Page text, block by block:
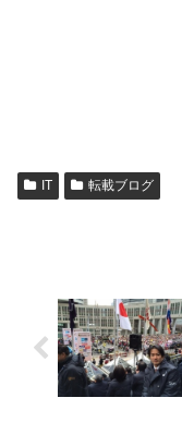
IT 転載ブログ